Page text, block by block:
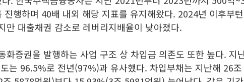
진행하며 40배 내외 해당 지표를 유지해왔다. 2024년 이후부턴
만 대출채권 감소로 레버리지배율이 낮아졌다.
화증권을 발행하는 사업 구조 상 차입금 의존도 또한 높다. 지
는 96.5%로 전년(97%)과 유사했다. 차입부채는 지난해 26조